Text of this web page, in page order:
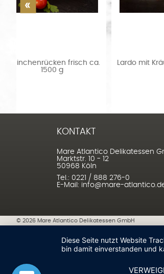
Lardo mit Kräutern ca. 100 g
Dorade
KONTAKT
Mare Atlantico Delikatessen
Marktstr. 10 - 12
50968 Köln
Tel.: 0221 / 888 276-0
E-Mail: info@mare-
© 2026 Mare Atlantico Delikatessen GmbH
Diese Seite nutzt Website
bin damit einverstanden und